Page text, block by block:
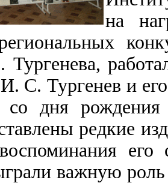
на
С. Тургенев и
со дня рождения
редкие
важную